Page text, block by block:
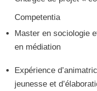
Competentia
Master en sociologie
en médiation
Expérience
jeunesse et